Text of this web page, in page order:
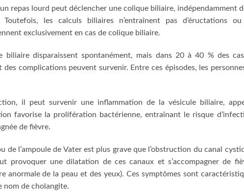
repas lourd peut déclencher une colique biliaire, indépendamment
les calculs biliaires n’entraînent pas d’éructations
exclusivement en cas de colique biliaire.
biliaire disparaissent spontanément, mais dans 20 à 40 % des
complications peuvent survenir. Entre ces épisodes, les
il peut survenir une inflammation de la vésicule biliaire,
favorise la prolifération bactérienne, entraînant le risque
de fièvre.
de l’ampoule de Vater est plus grave que l’obstruction du canal
provoquer une dilatation de ces canaux et s’accompagner de
anormale de la peau et des yeux). Ces symptômes sont
nom de cholangite.